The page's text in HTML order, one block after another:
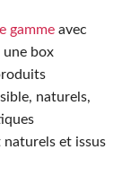
gamme avec
une box
naturels,
et issus